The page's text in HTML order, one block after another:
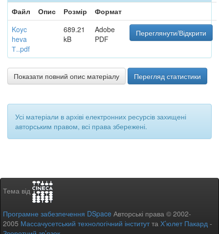
Файл
Опис Розмір
Формат
Koyc
heva
Т..pdf
689.21
kB
Adobe
PDF
Переглянути/Відкрити
Показати повний опис матеріалу Перегляд статистики
Усі матеріали в архіві електронних ресурсів захищені
авторським правом, всі права збережені.
Тема від
Програмне забезпечення DSpace Авторські права © 2002-
2005 Массачусетський технологічний інститутта Х’юлет Пакард -